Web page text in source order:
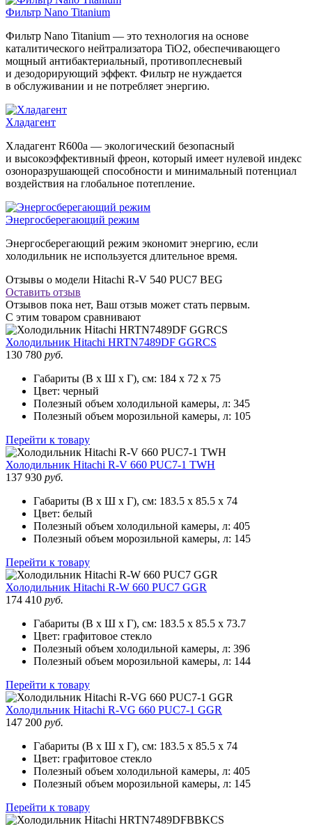
Фильтр Nano Titanium
Фильтр Nano Titanium — это технология на основе
каталитического нейтрализатора TiO2, обеспечивающего
мощный антибактериальный, противоплесневый
и дезодорирующий эффект. Фильтр не нуждается
в обслуживании и не потребляет энергию.
Хладагент
Хладагент R600a — экологический безопасный
и высокоэффективный фреон, который имеет нулевой индекс
озоноразрушающей способности и минимальный потенциал
воздействия на глобальное потепление.
Энергосберегающий режим
Энергосберегающий режим экономит энергию, если
холодильник не используется длительное время.
Отзывы о модели Hitachi R-V 540 PUC7 BEG
Оставить отзыв
Отзывов пока нет, Ваш отзыв может стать первым.
С этим товаром сравнивают
Холодильник Hitachi HRTN7489DF GGRCS
130 780 руб.
Габариты (В х Ш х Г), см: 184 х 72 х 75
Цвет: черный
Полезный объем холодильной камеры, л: 345
Полезный объем морозильной камеры, л: 105
Перейти к товару
Холодильник Hitachi R-V 660 PUC7-1 TWH
137 930 руб.
Габариты (В х Ш х Г), см: 183.5 х 85.5 х 74
Цвет: белый
Полезный объем холодильной камеры, л: 405
Полезный объем морозильной камеры, л: 145
Перейти к товару
Холодильник Hitachi R-W 660 PUC7 GGR
174 410 руб.
Габариты (В х Ш х Г), см: 183.5 х 85.5 х 73.7
Цвет: графитовое стекло
Полезный объем холодильной камеры, л: 396
Полезный объем морозильной камеры, л: 144
Перейти к товару
Холодильник Hitachi R-VG 660 PUC7-1 GGR
147 200 руб.
Габариты (В х Ш х Г), см: 183.5 х 85.5 х 74
Цвет: графитовое стекло
Полезный объем холодильной камеры, л: 405
Полезный объем морозильной камеры, л: 145
Перейти к товару